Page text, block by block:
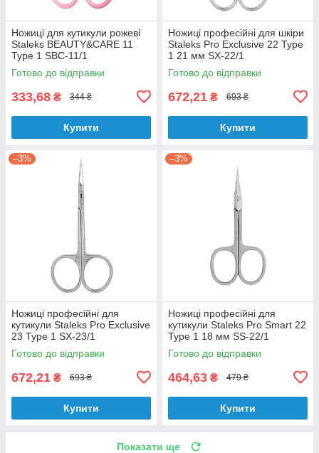
Ножиці для кутикули рожеві
Staleks BEAUTY&CARE 11
Type 1 SBC-11/1
Готово до відправки
333,68 ₴ 344 ₴
Купити
Ножиці професійні для шкіри
Staleks Pro Exclusive 22 Type
1 21 мм SX-22/1
Готово до відправки
672,21 ₴ 693 ₴
Купити
–3%
Ножиці професійні для
кутикули Staleks Pro Exclusive
23 Type 1 SX-23/1
Готово до відправки
672,21 ₴ 693 ₴
Купити
–3%
Ножиці професійні для
кутикули Staleks Pro Smart 22
Type 1 18 мм SS-22/1
Готово до відправки
464,63 ₴ 479 ₴
Купити
Показати ще